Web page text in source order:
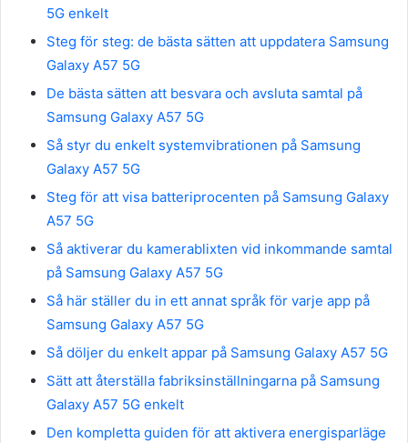
5G enkelt
Steg för steg: de bästa sätten att uppdatera Samsung
Galaxy A57 5G
De bästa sätten att besvara och avsluta samtal på
Samsung Galaxy A57 5G
Så styr du enkelt systemvibrationen på Samsung
Galaxy A57 5G
Steg för att visa batteriprocenten på Samsung Galaxy
A57 5G
Så aktiverar du kamerablixten vid inkommande samtal
på Samsung Galaxy A57 5G
Så här ställer du in ett annat språk för varje app på
Samsung Galaxy A57 5G
Så döljer du enkelt appar på Samsung Galaxy A57 5G
Sätt att återställa fabriksinställningarna på Samsung
Galaxy A57 5G enkelt
Den kompletta guiden för att aktivera energisparläge